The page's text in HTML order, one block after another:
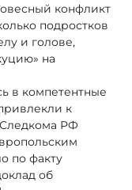
конфликт
подростков
и голове,
на
в компетентные
к
Следкома РФ
по факту
об